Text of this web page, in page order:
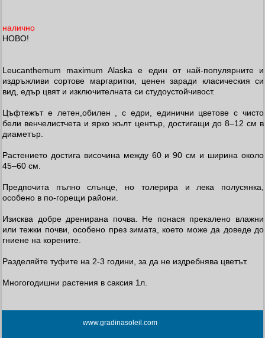
налично
НОВО!
Leucanthemum maximum Alaska е един от най-популярните и
издръжливи сортове маргаритки, ценен заради класическия си
вид, едър цвят и изключителната си студоустойчивост.
Цъфтежът е летен,обилен , с едри, единични цветове с чисто
бели венчелистчета и ярко жълт център, достигащи до 8–12 см в
диаметър.
Растението достига височина между 60 и 90 см и ширина около
45–60 см.
Предпочита пълно слънце, но толерира и лека полусянка,
особено в по-горещи райони.
Изисква добре дренирана почва. Не понася прекалено влажни
или тежки почви, особено през зимата, което може да доведе до
гниене на корените.
Разделяйте туфите на 2-3 години, за да не издребнява цветът.
Многогодишни растения в саксия 1л.
www.gradinasoleil.com